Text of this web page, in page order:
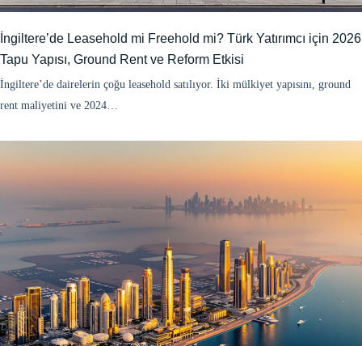
İngiltere’de Leasehold mi Freehold mi? Türk Yatırımcı için 2026
Tapu Yapısı, Ground Rent ve Reform Etkisi
İngiltere’de dairelerin çoğu leasehold satılıyor. İki mülkiyet yapısını, ground
rent maliyetini ve 2024…